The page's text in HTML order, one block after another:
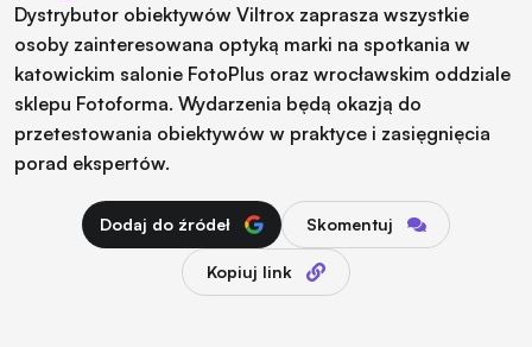
Dystrybutor obiektywów Viltrox zaprasza wszystkie
osoby zainteresowana optyką marki na spotkania w
katowickim salonie FotoPlus oraz wrocławskim oddziale
sklepu Fotoforma. Wydarzenia będą okazją do
przetestowania obiektywów w praktyce i zasięgnięcia
porad ekspertów.
Dodaj do źródeł Skomentuj
Kopiuj link